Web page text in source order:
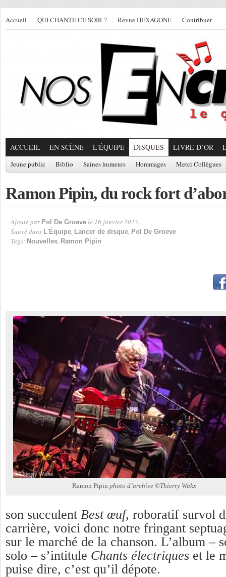
Accueil QUI CHANTE CE SOIR ? Revue HEXAGONE Contribuer
ACCUEIL EN SCÈNE L'ÉQUIPE DISQUES LIVRE D’OR
Jeune public Biblio Saines humeurs Hommages Merci Collègues
Ramon Pipin, du rock fort
Ajouté par Pol De Groeve le 16 janvier 2025.
Sauvé dans L'Équipe, Lancer de disque, Pol De Groeve
Tags: Nouvelles, Ramon Pipin
Ramon Pipin photo d’archive ©Thierry Wakx
son succulent Best œuf, roboratif survol
carrière, voici donc notre fringant
sur le marché de la chanson. L’album –
solo – s’intitule Chants électriques et le
puise dire, c’est qu’il dépote.